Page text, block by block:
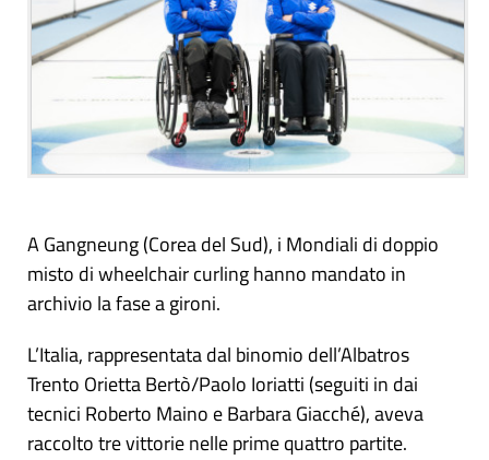
A Gangneung (Corea del Sud), i Mondiali di doppio
misto di wheelchair curling hanno mandato in
archivio la fase a gironi.
L’Italia, rappresentata dal binomio dell’Albatros
Trento Orietta Bertò/Paolo Ioriatti (seguiti in dai
tecnici Roberto Maino e Barbara Giacché), aveva
raccolto tre vittorie nelle prime quattro partite.